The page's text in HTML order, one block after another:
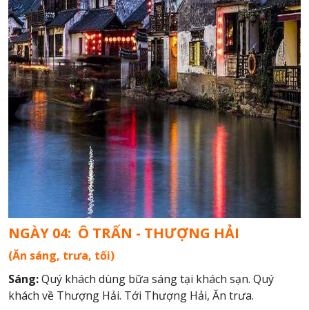
NGÀY 04: Ô TRẤN - THƯỢNG HẢI
(Ăn sáng, trưa, tối)
Sáng:Quý khách dùng bữa sáng tại khách sạn. Quý
khách về Thượng Hải. Tới Thượng Hải, Ăn trưa.